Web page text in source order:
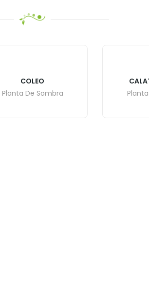
COLEO
Planta De Sombra